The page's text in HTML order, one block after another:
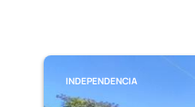
INDEPENDENCIA